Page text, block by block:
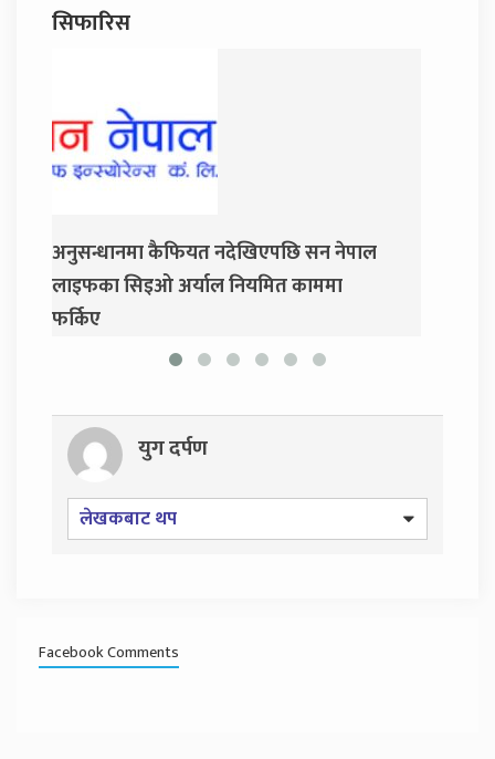
सिफारिस
सन नेपाल
काममा
जय नेपाल पार्टी खोल्दै धवल शम्शेर र
प्रसाईं, साउन २८ गते निर्वाचन आयोग
युग दर्पण
लेखकबाट थप
Facebook Comments